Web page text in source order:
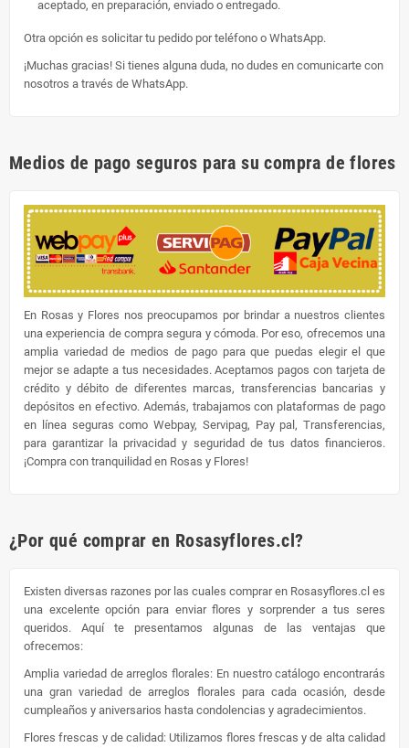
aceptado, en preparación, enviado o entregado.
Otra opción es solicitar tu pedido por teléfono o WhatsApp.
¡Muchas gracias! Si tienes alguna duda, no dudes en comunicarte con
nosotros a través de WhatsApp.
Medios de pago seguros para su compra de flores
En Rosas y Flores nos preocupamos por brindar a nuestros clientes
una experiencia de compra segura y cómoda. Por eso, ofrecemos una
amplia variedad de medios de pago para que puedas elegir el que
mejor se adapte a tus necesidades. Aceptamos pagos con tarjeta de
crédito y débito de diferentes marcas, transferencias bancarias y
depósitos en efectivo. Además, trabajamos con plataformas de pago
en línea seguras como Webpay, Servipag, Pay pal, Transferencias,
para garantizar la privacidad y seguridad de tus datos financieros.
¡Compra con tranquilidad en Rosas y Flores!
¿Por qué comprar en Rosasyflores.cl?
Existen diversas razones por las cuales comprar en Rosasyflores.cl es
una excelente opción para enviar flores y sorprender a tus seres
queridos. Aquí te presentamos algunas de las ventajas que
ofrecemos:
Amplia variedad de arreglos florales: En nuestro catálogo encontrarás
una gran variedad de arreglos florales para cada ocasión, desde
cumpleaños y aniversarios hasta condolencias y agradecimientos.
Flores frescas y de calidad: Utilizamos flores frescas y de alta calidad